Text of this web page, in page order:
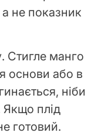
не показник
Стигле манго
основи або в
ніби
Якщо плід
готовий.